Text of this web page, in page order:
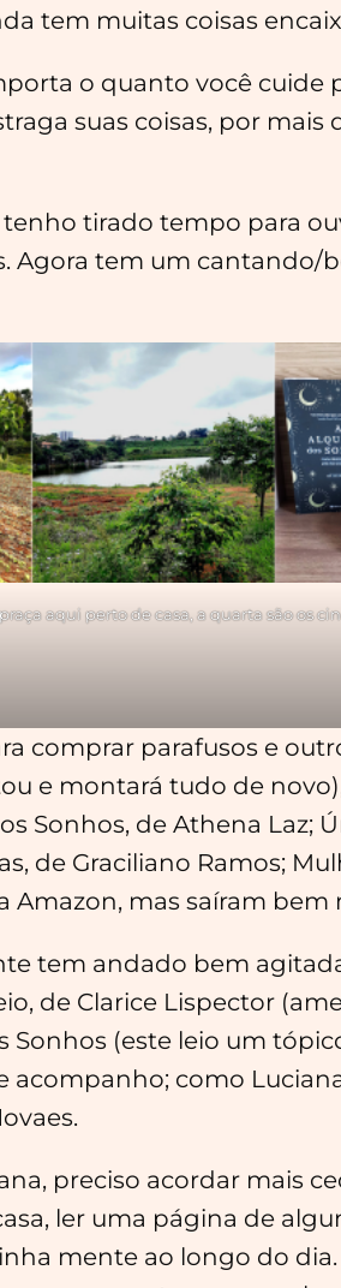
tem muitas coisas
o quanto você cuide
suas coisas, por
tirado tempo para
Agora tem um cantando/
aqui perto de casa, a quarta são os
comprar parafusos e
e montará tudo de
Sonhos, de Athena Laz;
de Graciliano Ramos;
mas saíram bem
tem andado bem
de Clarice Lispector
(este leio um
acompanho; como
preciso acordar mais
ler uma página de
mente ao longo do